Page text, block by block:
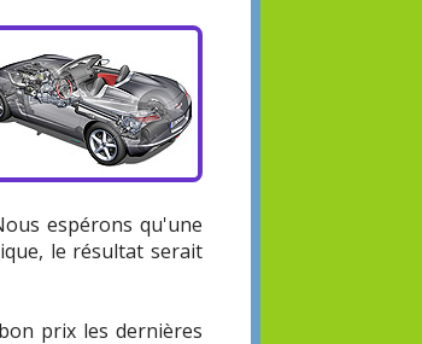
espérons qu'une
le résultat serait
prix les dernières